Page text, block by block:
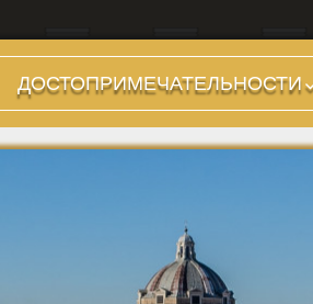
ДОСТОПРИМЕЧАТЕЛЬНОСТИ
Холмы и остров.
Районы
Стадионы, Термы
Дохристианские